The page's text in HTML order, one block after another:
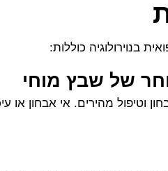
בנוירולוגיה כוללות:
של שבץ מוחי
וטיפול מהירים. אי אבחון או